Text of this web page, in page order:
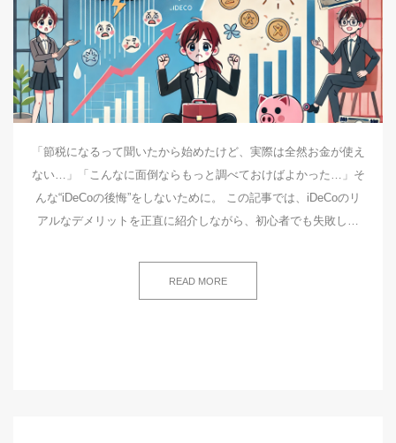
「節税になるって聞いたから始めたけど、実際は全然お金が使え
ない…」「こんなに面倒ならもっと調べておけばよかった…」そ
んな“iDeCoの後悔”をしないために。 この記事では、iDeCoのリ
アルなデメリットを正直に紹介しながら、初心者でも失敗し…
READ MORE